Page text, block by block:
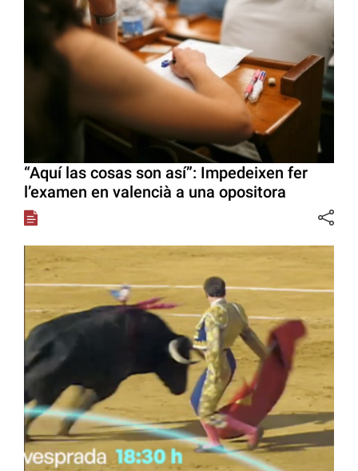
“Aquí las cosas son así”: Impedeixen fer
l’examen en valencià a una opositora